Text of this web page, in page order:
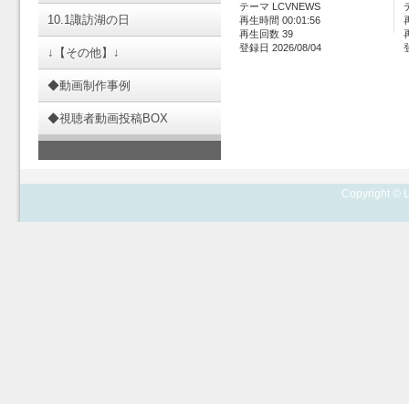
10.1諏訪湖の日
↓【その他】↓
◆動画制作事例
◆視聴者動画投稿BOX
テーマ LCVNEWS
再生時間 00:01:56
再生回数 39
登録日 2026/08/04
Copyright ©